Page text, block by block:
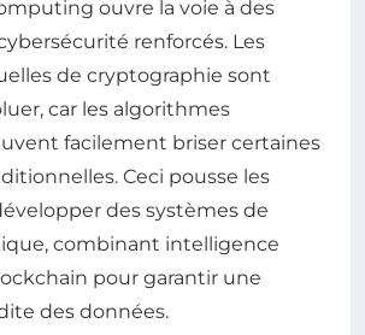
ouvre la voie à des
renforcés. Les
de cryptographie sont
car les algorithmes
facilement briser certaines
Ceci pousse les
des systèmes de
combinant intelligence
pour garantir une
des données.